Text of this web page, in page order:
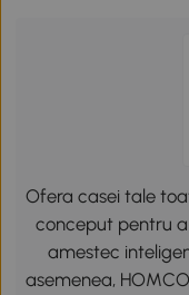
Ofera casei tale
conceput pentru
amestec
asemenea,